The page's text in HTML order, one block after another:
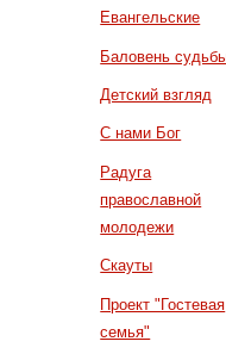
Евангельские
Баловень
Детский взгляд
С нами Бог
Радуга
православной
молодежи
Скауты
Проект "Гостевая
семья"